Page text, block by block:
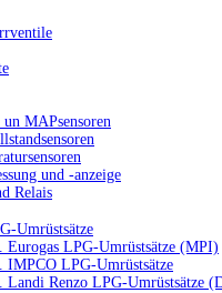
MAPsensoren
und -anzeige
Relais
Umrüstsätze
Eurogas LPG-Umrüstsätze (MPI)
IMPCO LPG-Umrüstsätze
Landi Renzo LPG-Umrüstsätze